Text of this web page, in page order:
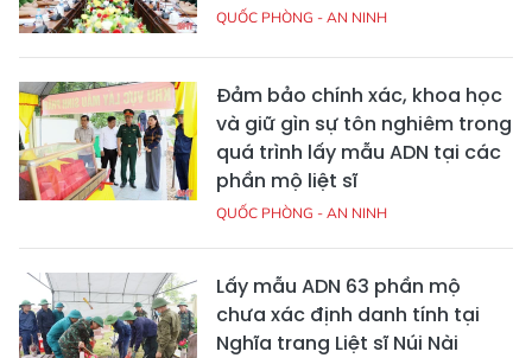
QUỐC PHÒNG - AN NINH
Đảm bảo chính xác, khoa học
và giữ gìn sự tôn nghiêm trong
quá trình lấy mẫu ADN tại các
phần mộ liệt sĩ
QUỐC PHÒNG - AN NINH
Lấy mẫu ADN 63 phần mộ
chưa xác định danh tính tại
Nghĩa trang Liệt sĩ Núi Nài